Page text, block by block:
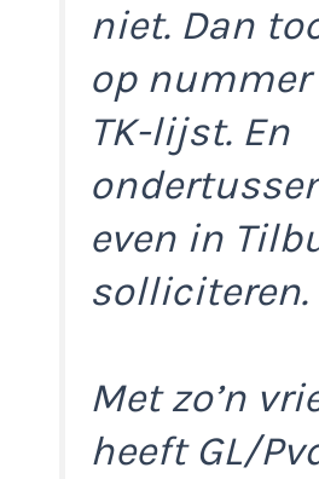
niet. Dan
op nummer
TK-lijst. En
even in
solliciteren.
Met zo’n
heeft GL/